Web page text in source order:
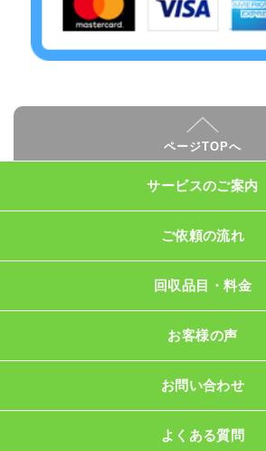
ページTOPへ
サービスのご案内
ご依頼の流れ
回収品目・料金
お客様の声
お問い合わせ
よくある質問